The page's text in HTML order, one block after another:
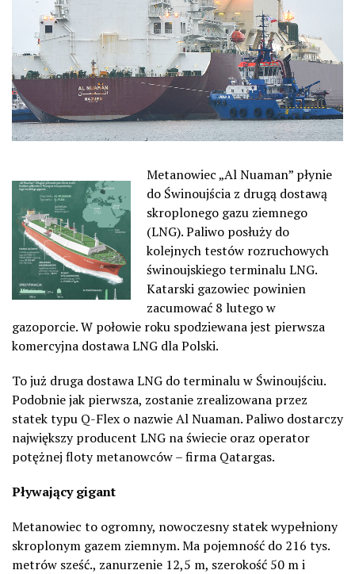
Metanowiec „Al Nuaman” płynie
do Świnoujścia z drugą dostawą
skroplonego gazu ziemnego
(LNG). Paliwo posłuży do
kolejnych testów rozruchowych
świnoujskiego terminalu LNG.
Katarski gazowiec powinien
zacumować 8 lutego w
gazoporcie. W połowie roku spodziewana jest pierwsza
komercyjna dostawa LNG dla Polski.
To już druga dostawa LNG do terminalu w Świnoujściu.
Podobnie jak pierwsza, zostanie zrealizowana przez
statek typu Q-Flex o nazwie Al Nuaman. Paliwo dostarczy
największy producent LNG na świecie oraz operator
potężnej floty metanowców – firma Qatargas.
Pływający gigant
Metanowiec to ogromny, nowoczesny statek wypełniony
skroplonym gazem ziemnym. Ma pojemność do 216 tys.
metrów sześć., zanurzenie 12,5 m, szerokość 50 m i